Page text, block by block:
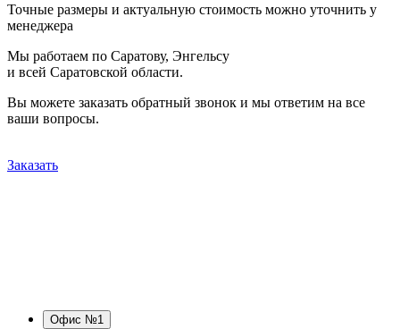
Точные размеры и актуальную стоимость можно уточнить у
менеджера
Мы работаем по Саратову, Энгельсу
и всей Саратовской области.
Вы можете заказать обратный звонок и мы ответим на все
ваши вопросы.
Заказать
Офис №1